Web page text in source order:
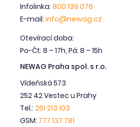
Infolinka: 800 139 076
E-mail: info@newag.cz
Otevírací doba:
Po-Čt: 8 – 17h, Pá: 8 – 15h
NEWAG Praha spol. s r.o.
Vídeňská 573
252 42 Vestec u Prahy
Tel.: 261 213 103
GSM: 777 137 781